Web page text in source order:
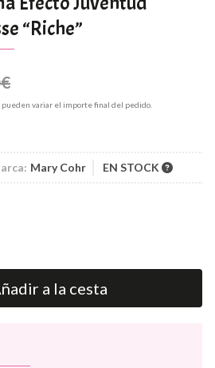
“Riche”
€
pueden variar el importe final del pedido.
Mary Cohr EN STOCK
a la cesta